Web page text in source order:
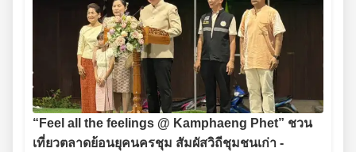
“Feel all the feelings @ Kamphaeng Phet” ชวน
เที่ยวตลาดย้อนยุคนครชุม สัมผัสวิถีชุมชนเก่า -